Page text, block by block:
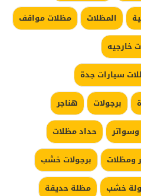
المظلات
مظلات مواقف
خارجيه
سيارات جدة
برجولات
هناجر
حداد مظلات
ومظلات
برجولات خشب
خشب
مظلة حديقة